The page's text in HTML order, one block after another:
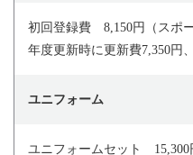
初回登録費 8,150円（スポ
年度更新時に更新費7,350円
ユニフォーム
ユニフォームセット 15,300